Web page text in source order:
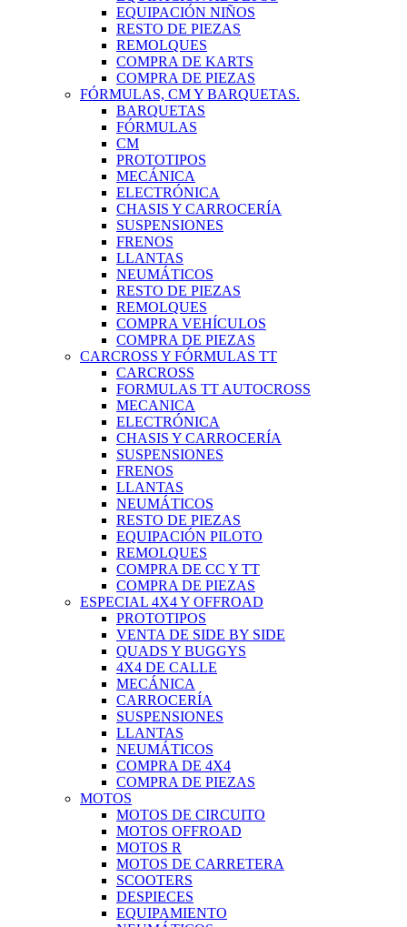
EQUIPACIÓN NIÑOS
RESTO DE PIEZAS
REMOLQUES
COMPRA DE KARTS
COMPRA DE PIEZAS
FÓRMULAS, CM Y BARQUETAS.
BARQUETAS
FÓRMULAS
CM
PROTOTIPOS
MECÁNICA
ELECTRÓNICA
CHASIS Y CARROCERÍA
SUSPENSIONES
FRENOS
LLANTAS
NEUMÁTICOS
RESTO DE PIEZAS
REMOLQUES
COMPRA VEHÍCULOS
COMPRA DE PIEZAS
CARCROSS Y FÓRMULAS TT
CARCROSS
FORMULAS TT AUTOCROSS
MECANICA
ELECTRÓNICA
CHASIS Y CARROCERÍA
SUSPENSIONES
FRENOS
LLANTAS
NEUMÁTICOS
RESTO DE PIEZAS
EQUIPACIÓN PILOTO
REMOLQUES
COMPRA DE CC Y TT
COMPRA DE PIEZAS
ESPECIAL 4X4 Y OFFROAD
PROTOTIPOS
VENTA DE SIDE BY SIDE
QUADS Y BUGGYS
4X4 DE CALLE
MECÁNICA
CARROCERÍA
SUSPENSIONES
LLANTAS
NEUMÁTICOS
COMPRA DE 4X4
COMPRA DE PIEZAS
MOTOS
MOTOS DE CIRCUITO
MOTOS OFFROAD
MOTOS R
MOTOS DE CARRETERA
SCOOTERS
DESPIECES
EQUIPAMIENTO